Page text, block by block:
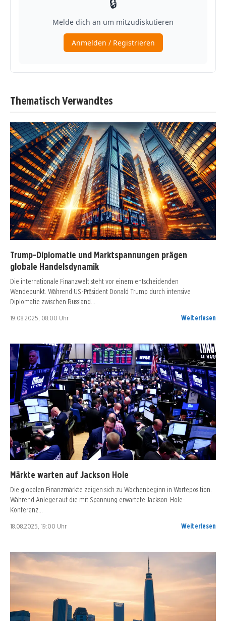
Thematisch Verwandtes
Trump-Diplomatie und Marktspannungen prägen
globale Handelsdynamik
Die internationale Finanzwelt steht vor einem entscheidenden
Wendepunkt. Während US-Präsident Donald Trump durch intensive
Diplomatie zwischen Russland…
19.08.2025, 08:00 Uhr Weiterlesen
Märkte warten auf Jackson Hole
Die globalen Finanzmärkte zeigen sich zu Wochenbeginn in Warteposition.
Während Anleger auf die mit Spannung erwartete Jackson-Hole-
Konferenz…
18.08.2025, 19:00 Uhr Weiterlesen